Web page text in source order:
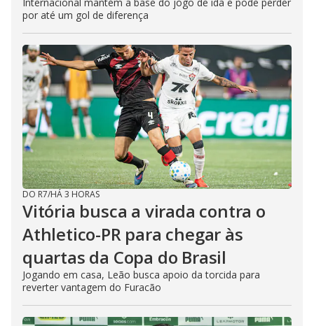
por até um gol de diferença
DO R7/HÁ 3 HORAS
Vitória busca a virada contra o
Athletico-PR para chegar às
quartas da Copa do Brasil
Jogando em casa, Leão busca apoio da torcida para
reverter vantagem do Furacão